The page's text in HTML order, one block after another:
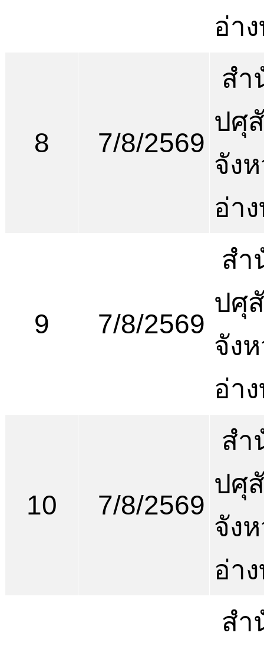
อ่า
8 7/8/2569
สำ
ปศุ
จัง
อ่า
9 7/8/2569
สำ
ปศุ
จัง
อ่า
10 7/8/2569
สำ
ปศุ
จัง
อ่า
สำ